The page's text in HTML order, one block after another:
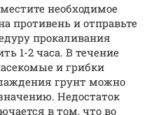
необходимое
противень и отправьте
прокаливания
1-2 часа. В течение
и грибки
грунт можно
Недостаток
в том, что во